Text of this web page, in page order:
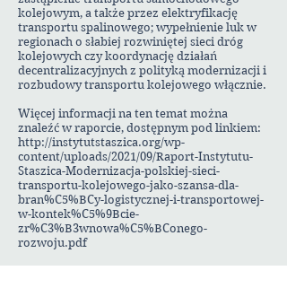
kolejowym, a także przez elektryfikację
transportu spalinowego; wypełnienie luk w
regionach o słabiej rozwiniętej sieci dróg
kolejowych czy koordynację działań
decentralizacyjnych z polityką modernizacji i
rozbudowy transportu kolejowego włącznie.
Więcej informacji na ten temat można
znaleźć w raporcie, dostępnym pod linkiem:
http://instytutstaszica.org/wp-
content/uploads/2021/09/Raport-Instytutu-
Staszica-Modernizacja-polskiej-sieci-
transportu-kolejowego-jako-szansa-dla-
bran%C5%BCy-logistycznej-i-transportowej-
w-kontek%C5%9Bcie-
zr%C3%B3wnowa%C5%BConego-
rozwoju.pdf